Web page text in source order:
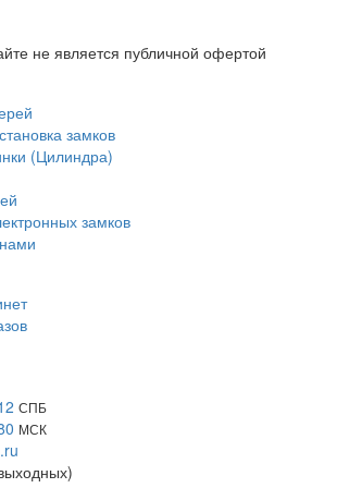
не является публичной офертой
замков
(Цилиндра)
замков
СПБ
МСК